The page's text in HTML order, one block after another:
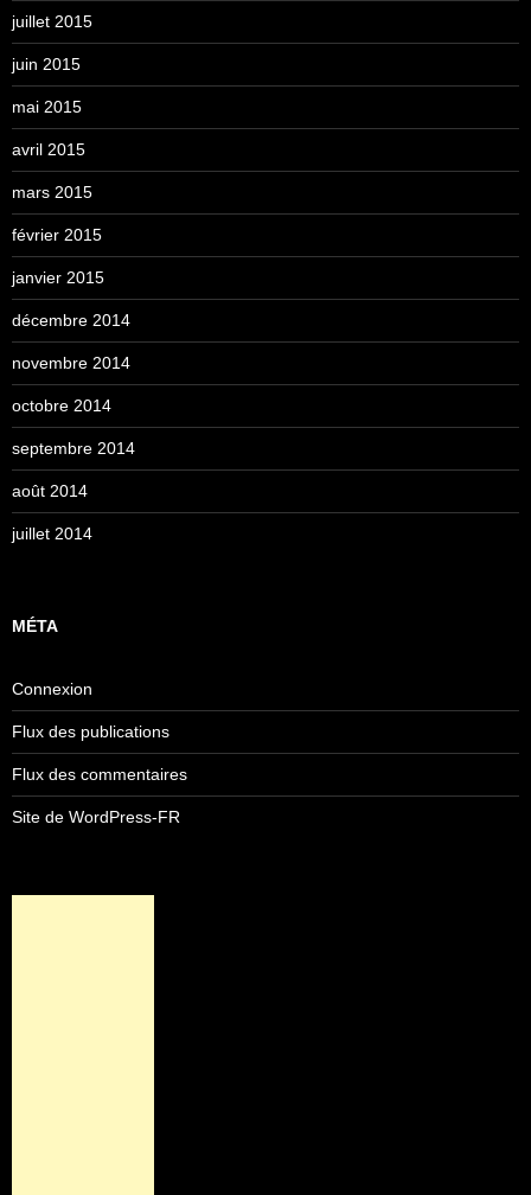
juillet 2015
juin 2015
mai 2015
avril 2015
mars 2015
février 2015
janvier 2015
décembre 2014
novembre 2014
octobre 2014
septembre 2014
août 2014
juillet 2014
MÉTA
Connexion
Flux des publications
Flux des commentaires
Site de WordPress-FR